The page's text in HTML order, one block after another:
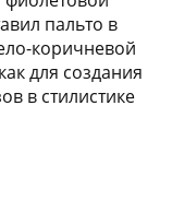
пальто в
коричневой
для создания
в стилистике